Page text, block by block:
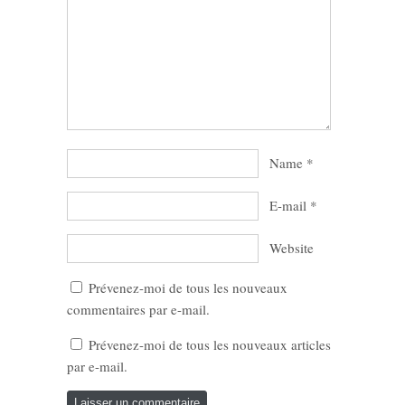
Name *
E-mail *
Website
Prévenez-moi de tous les nouveaux
commentaires par e-mail.
Prévenez-moi de tous les nouveaux articles
par e-mail.